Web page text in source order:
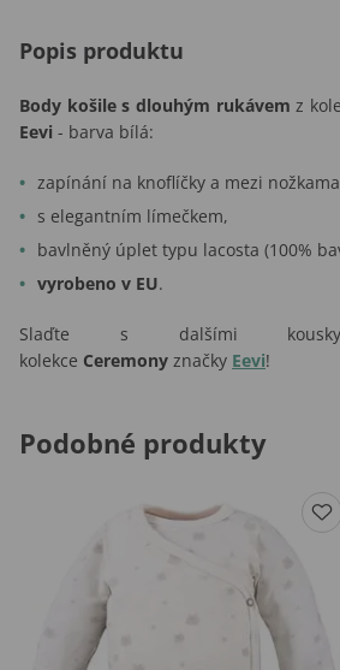
Popis produktu
Body košile s dlouhým rukávem z
Eevi - barva bílá:
zapínání na knoflíčky a mezi
s elegantním límečkem,
bavlněný úplet typu lacosta (100%
vyrobeno v EU.
Slaďte s dalšími
kolekce Ceremony značky Eevi!
Podobné produkty